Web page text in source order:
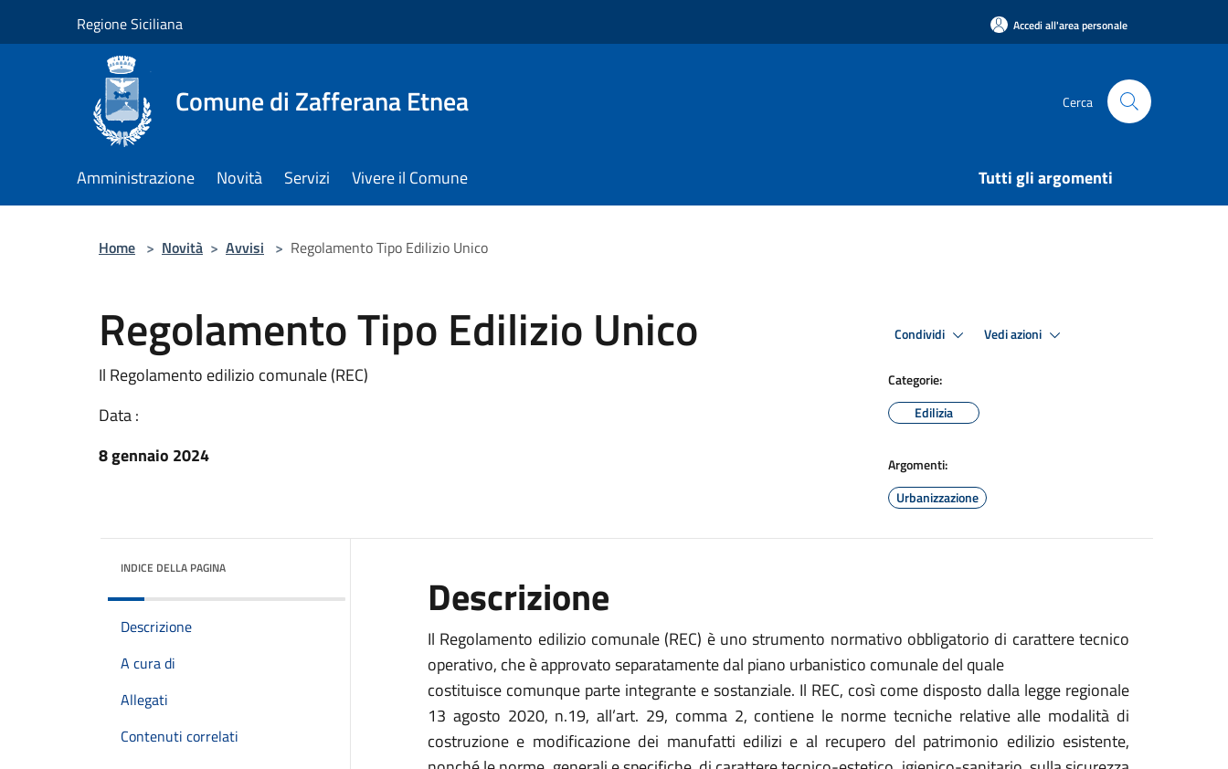
Regione Siciliana Accedi all'area personale
Comune di Zafferana Etnea Cerca
Amministrazione Novità Servizi Vivere il Comune Tutti gli argomenti
Home > Novità > Avvisi > Regolamento Tipo Edilizio Unico
Regolamento Tipo Edilizio Unico
Il Regolamento edilizio comunale (REC)
Data :
8 gennaio 2024
Condividi Vedi azioni
Categorie:
Edilizia
Argomenti:
Urbanizzazione
INDICE DELLA PAGINA
Descrizione
A cura di
Allegati
Contenuti correlati
Descrizione
Il Regolamento edilizio comunale (REC) è uno strumento normativo obbligatorio di carattere tecnico
operativo, che è approvato separatamente dal piano urbanistico comunale del quale
costituisce comunque parte integrante e sostanziale. Il REC, così come disposto dalla legge regionale
13 agosto 2020, n.19, all’art. 29, comma 2, contiene le norme tecniche relative alle modalità di
costruzione e modificazione dei manufatti edilizi e al recupero del patrimonio edilizio esistente,